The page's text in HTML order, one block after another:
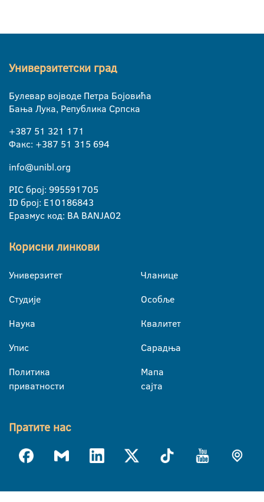
Универзитетски град
Булевар војводе Петра Бојовића
Бања Лука, Република Српска
+387 51 321 171
Факс: +387 51 315 694
info@unibl.org
PIC број: 995591705
ID број: E10186843
Еразмус код: BA BANJA02
Корисни линкови
Универзитет
Студије
Наука
Упис
Политика
приватности
Чланице
Особље
Квалитет
Сарадња
Мапа
сајта
Пратите нас